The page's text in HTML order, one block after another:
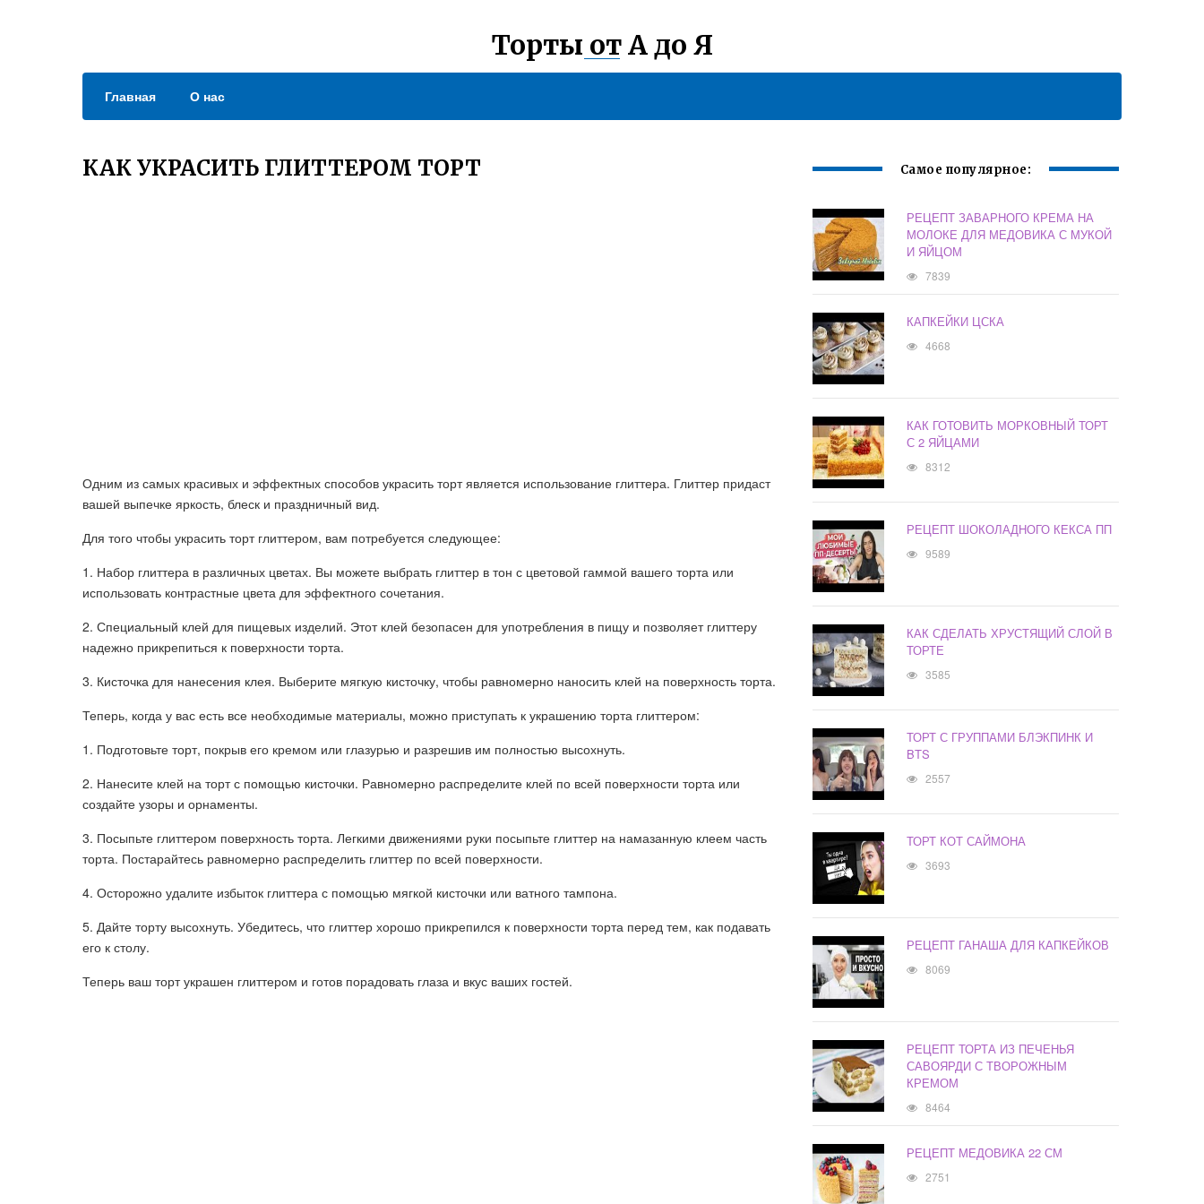
Торты от А до Я
Главная О нас
КАК УКРАСИТЬ ГЛИТТЕРОМ ТОРТ
Одним из самых красивых и эффектных способов украсить торт является использование глиттера. Глиттер придаст
вашей выпечке яркость, блеск и праздничный вид.
Для того чтобы украсить торт глиттером, вам потребуется следующее:
1. Набор глиттера в различных цветах. Вы можете выбрать глиттер в тон с цветовой гаммой вашего торта или
использовать контрастные цвета для эффектного сочетания.
2. Специальный клей для пищевых изделий. Этот клей безопасен для употребления в пищу и позволяет глиттеру
надежно прикрепиться к поверхности торта.
3. Кисточка для нанесения клея. Выберите мягкую кисточку, чтобы равномерно наносить клей на поверхность торта.
Теперь, когда у вас есть все необходимые материалы, можно приступать к украшению торта глиттером:
1. Подготовьте торт, покрыв его кремом или глазурью и разрешив им полностью высохнуть.
2. Нанесите клей на торт с помощью кисточки. Равномерно распределите клей по всей поверхности торта или
создайте узоры и орнаменты.
3. Посыпьте глиттером поверхность торта. Легкими движениями руки посыпьте глиттер на намазанную клеем часть
торта. Постарайтесь равномерно распределить глиттер по всей поверхности.
4. Осторожно удалите избыток глиттера с помощью мягкой кисточки или ватного тампона.
5. Дайте торту высохнуть. Убедитесь, что глиттер хорошо прикрепился к поверхности торта перед тем, как подавать
его к столу.
Теперь ваш торт украшен глиттером и готов порадовать глаза и вкус ваших гостей.
Самое популярное:
РЕЦЕПТ ЗАВАРНОГО КРЕМА НА
МОЛОКЕ ДЛЯ МЕДОВИКА С МУКОЙ
И ЯЙЦОМ
7839
КАПКЕЙКИ ЦСКА
4668
КАК ГОТОВИТЬ МОРКОВНЫЙ ТОРТ
С 2 ЯЙЦАМИ
8312
РЕЦЕПТ ШОКОЛАДНОГО КЕКСА ПП
9589
КАК СДЕЛАТЬ ХРУСТЯЩИЙ СЛОЙ В
ТОРТЕ
3585
ТОРТ С ГРУППАМИ БЛЭКПИНК И
BTS
2557
ТОРТ КОТ САЙМОНА
3693
РЕЦЕПТ ГАНАША ДЛЯ КАПКЕЙКОВ
8069
РЕЦЕПТ ТОРТА ИЗ ПЕЧЕНЬЯ
САВОЯРДИ С ТВОРОЖНЫМ
КРЕМОМ
8464
РЕЦЕПТ МЕДОВИКА 22 СМ
2751